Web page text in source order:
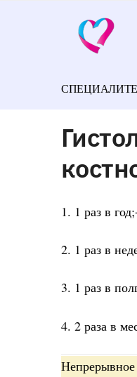
1. 1 раз в
2. 1 раз в
3. 1 раз в
4. 2 раза в
Непрерывное